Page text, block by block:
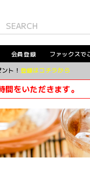
会員登録
ファックスで
ト！ 登録はコチラから
をいただきます。